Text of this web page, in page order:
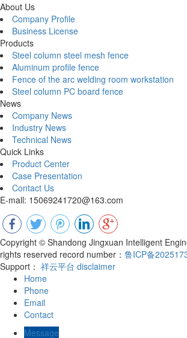
About Us
Company Profile
Business License
Products
Steel column steel mesh fence
Aluminum profile fence
Fence of the arc welding room workstation
Steel column PC board fence
News
Company News
Industry News
Technical News
Quick Links
Product Center
Case Presentation
Contact Us
E-mall: 15069241720@163.com
Copyright © Shandong Jingxuan Intelligent
rights reserved record number： 鲁ICP备
Support： 祥云平台 disclaimer
Home
Phone
Email
Contact
Message